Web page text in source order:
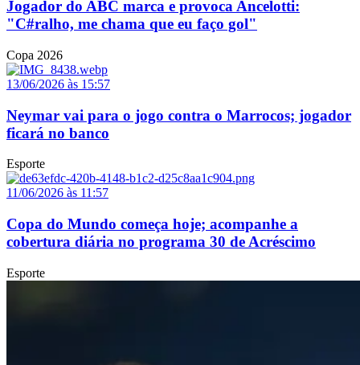
Jogador do ABC marca e provoca Ancelotti:
"C#ralho, me chama que eu faço gol"
Copa 2026
13/06/2026 às 15:57
Neymar vai para o jogo contra o Marrocos; jogador
ficará no banco
Esporte
11/06/2026 às 11:57
Copa do Mundo começa hoje; acompanhe a
cobertura diária no programa 30 de Acréscimo
Esporte